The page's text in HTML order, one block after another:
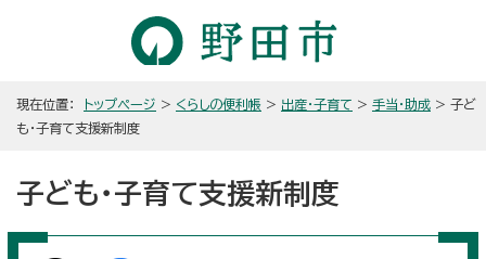
現在位置： トップページ > くらしの便利帳 > 出産・子育て > 手当・助成 > 子ど
も・子育て支援新制度
子ども・子育て支援新制度